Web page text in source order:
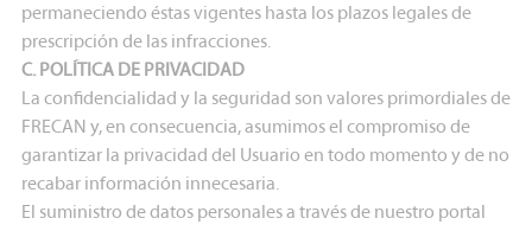
permaneciendo éstas vigentes hasta los plazos legales de
prescripción de las infracciones.
C. POLÍTICA DE PRIVACIDAD
La confidencialidad y la seguridad son valores primordiales de
FRECAN y, en consecuencia, asumimos el compromiso de
garantizar la privacidad del Usuario en todo momento y de no
recabar información innecesaria.
El suministro de datos personales a través de nuestro portal